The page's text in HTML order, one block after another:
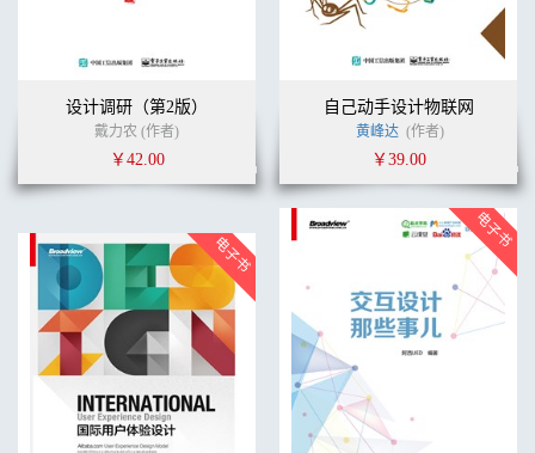
设计调研（第2版）
戴力农 (作者)
￥42.00
自己动手设计物联网
黄峰达 (作者)
￥39.00